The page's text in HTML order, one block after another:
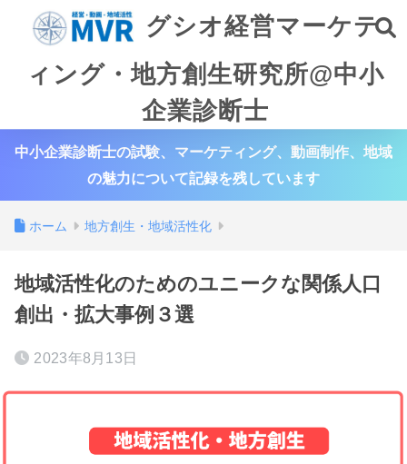
グシオ経営マーケテ
ィング・地方創生研究所@中小
企業診断士
中小企業診断士の試験、マーケティング、動画制作、地域
の魅力について記録を残しています
ホーム 地方創生・地域活性化
地域活性化のためのユニークな関係人口
創出・拡大事例３選
2023年8月13日